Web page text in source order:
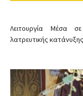
Λειτουργία Μέσα σε
λατρευτικής